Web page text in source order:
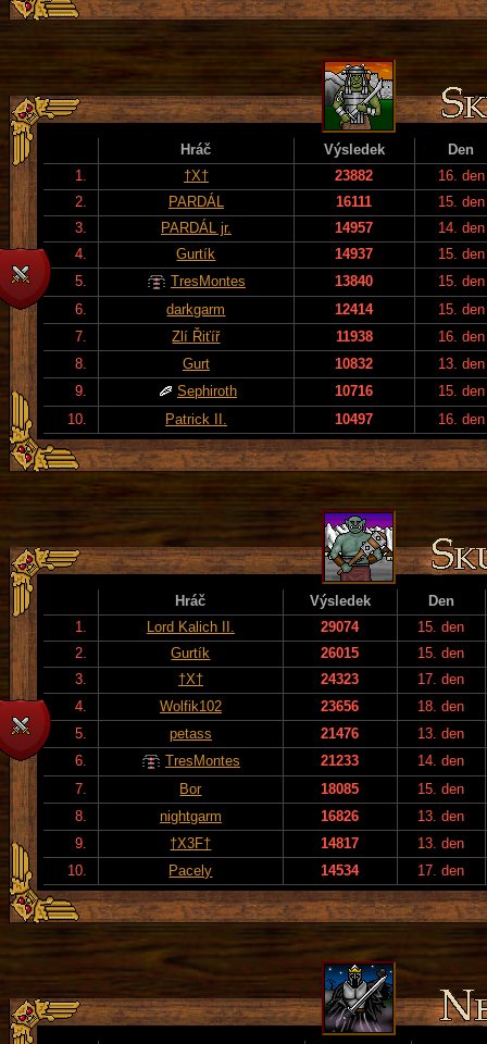
Hráč Výsledek
Den
1.
†X† 23882
16. den
2.
PARDÁL 16111
15. den
3.
PARDÁL jr. 14957
14. den
4.
Gurtík 14937
15. den
5.
TresMontes 13840
15. den
6.
darkgarm 12414
15. den
7.
Zlí Řiťíř 11938
16. den
8.
Gurt 10832
13. den
9.
Sephiroth 10716
15. den
10.
Patrick II. 10497 16. den
Hráč Výsledek
Den
1.
Lord Kalich II. 29074
15. den
2.
Gurtík 26015
15. den
3.
†X† 24323
17. den
4.
Wolfik102 23656
18. den
5.
petass 21476
13. den
6.
TresMontes 21233
14. den
7.
Bor 18085
15. den
8.
nightgarm 16826
13. den
9.
†X3F† 14817
13. den
10.
Pacely 14534 17. den